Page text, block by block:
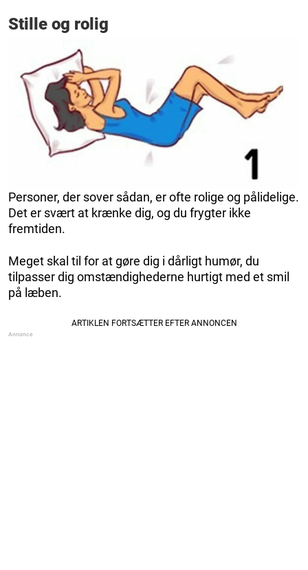
Stille og rolig
Personer, der sover sådan, er ofte rolige og pålidelige.
Det er svært at krænke dig, og du frygter ikke
fremtiden.
Meget skal til for at gøre dig i dårligt humør, du
tilpasser dig omstændighederne hurtigt med et smil
på læben.